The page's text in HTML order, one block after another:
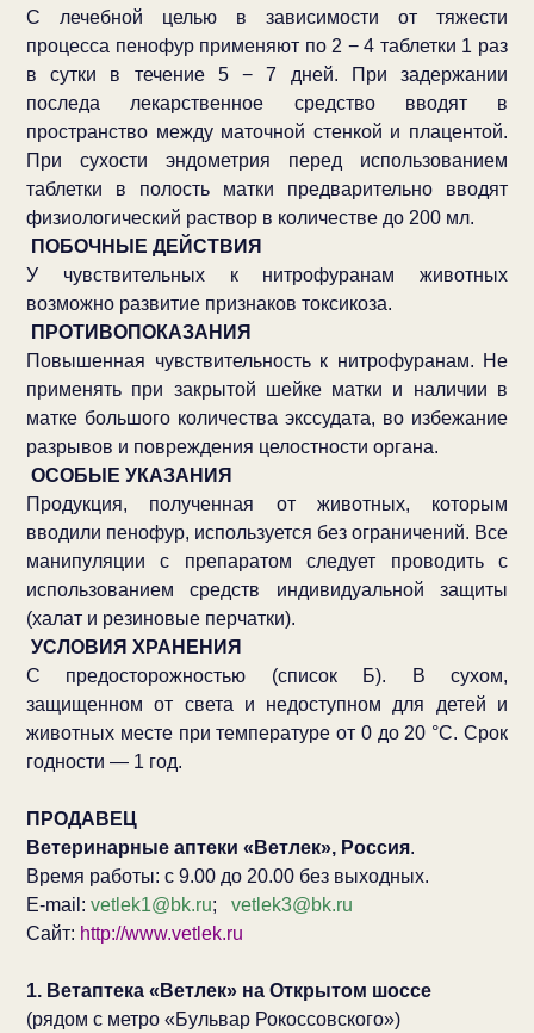
С лечебной целью в зависимости от тяжести
процесса пенофур применяют по 2 − 4 таблетки 1 раз
в сутки в течение 5 − 7 дней. При задержании
последа лекарственное средство вводят в
пространство между маточной стенкой и плацентой.
При сухости эндометрия перед использованием
таблетки в полость матки предварительно вводят
физиологический раствор в количестве до 200 мл.
ПОБОЧНЫЕ ДЕЙСТВИЯ
У чувствительных к нитрофуранам животных
возможно развитие признаков токсикоза.
ПРОТИВОПОКАЗАНИЯ
Повышенная чувствительность к нитрофуранам. Не
применять при закрытой шейке матки и наличии в
матке большого количества экссудата, во избежание
разрывов и повреждения целостности органа.
ОСОБЫЕ УКАЗАНИЯ
Продукция, полученная от животных, которым
вводили пенофур, используется без ограничений. Все
манипуляции с препаратом следует проводить с
использованием средств индивидуальной защиты
(халат и резиновые перчатки).
УСЛОВИЯ ХРАНЕНИЯ
С предосторожностью (список Б). В сухом,
защищенном от света и недоступном для детей и
животных месте при температуре от 0 до 20 °С. Срок
годности — 1 год.
ПРОДАВЕЦ
Ветеринарные аптеки «Ветлек», Россия.
Время работы: с 9.00 до 20.00 без выходных.
E-mail: vetlek1@bk.ru; vetlek3@bk.ru
Сайт: http://www.vetlek.ru
1. Ветаптека «Ветлек» на Открытом шоссе
(рядом с метро «Бульвар Рокоссовского»)